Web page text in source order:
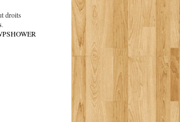
droits
.